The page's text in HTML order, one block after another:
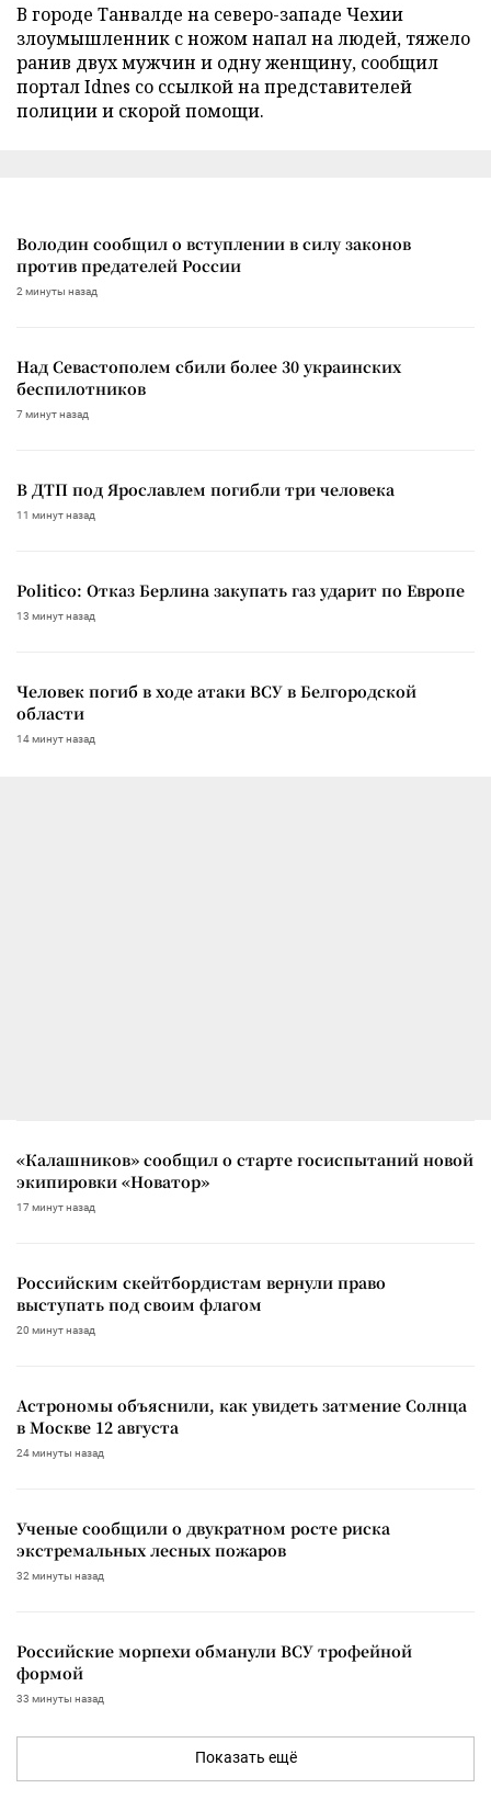
В городе Танвалде на северо-западе Чехии
злоумышленник с ножом напал на людей, тяжело
ранив двух мужчин и одну женщину, сообщил
портал Idnes со ссылкой на представителей
полиции и скорой помощи.
Володин сообщил о вступлении в силу законов
против предателей России
2 минуты назад
Над Севастополем сбили более 30 украинских
беспилотников
7 минут назад
В ДТП под Ярославлем погибли три человека
11 минут назад
Politico: Отказ Берлина закупать газ ударит по Европе
13 минут назад
Человек погиб в ходе атаки ВСУ в Белгородской
области
14 минут назад
«Калашников» сообщил о старте госиспытаний новой
экипировки «Новатор»
17 минут назад
Российским скейтбордистам вернули право
выступать под своим флагом
20 минут назад
Астрономы объяснили, как увидеть затмение Солнца
в Москве 12 августа
24 минуты назад
Ученые сообщили о двукратном росте риска
экстремальных лесных пожаров
32 минуты назад
Российские морпехи обманули ВСУ трофейной
формой
33 минуты назад
Показать ещё